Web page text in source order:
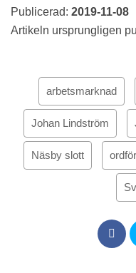
Publicerad: 2019-11-08
Artikeln ursprungligen
arbetsmarknad
Johan Lindström
Näsby slott